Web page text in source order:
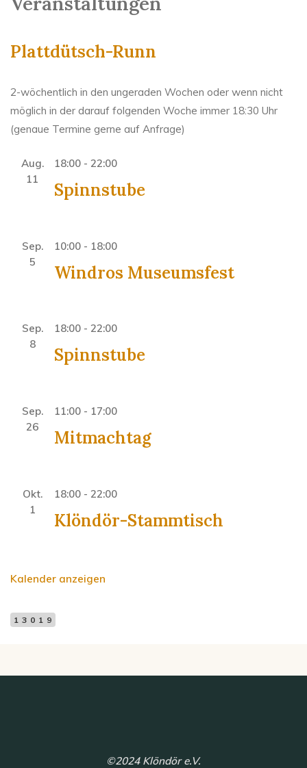
Plattdütsch-Runn
2-wöchentlich in den ungeraden Wochen oder wenn nicht
möglich in der darauf folgenden Woche immer 18:30 Uhr
(genaue Termine gerne auf Anfrage)
Aug.
11
18:00 - 22:00
Spinnstube
Sep.
5
10:00 - 18:00
Windros Museumsfest
Sep.
8
18:00 - 22:00
Spinnstube
Sep.
26
11:00 - 17:00
Mitmachtag
Okt.
1
18:00 - 22:00
Klöndör-Stammtisch
Kalender anzeigen
13019
©2024 Klöndör e.V.